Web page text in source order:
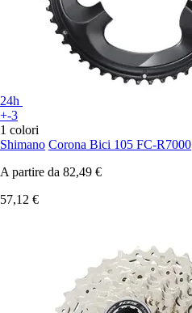
24h
+-3
1 colori
Shimano Corona Bici 105 FC-R7000
A partire da 82,49 €
57,12 €